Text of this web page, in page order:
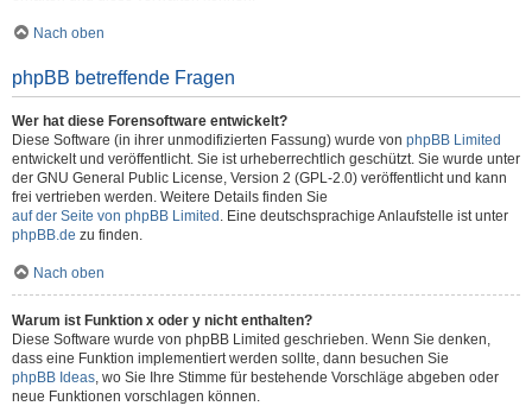
Nach oben
phpBB betreffende Fragen
Wer hat diese Forensoftware entwickelt?
Diese Software (in ihrer unmodifizierten Fassung) wurde von phpBB Limited
entwickelt und veröffentlicht. Sie ist urheberrechtlich geschützt. Sie wurde unter
der GNU General Public License, Version 2 (GPL-2.0) veröffentlicht und kann
frei vertrieben werden. Weitere Details finden Sie
auf der Seite von phpBB Limited . Eine deutschsprachige Anlaufstelle ist unter
phpBB.de zu finden.
Nach oben
Warum ist Funktion x oder y nicht enthalten?
Diese Software wurde von phpBB Limited geschrieben. Wenn Sie denken,
dass eine Funktion implementiert werden sollte, dann besuchen Sie
phpBB Ideas, wo Sie Ihre Stimme für bestehende Vorschläge abgeben oder
neue Funktionen vorschlagen können.